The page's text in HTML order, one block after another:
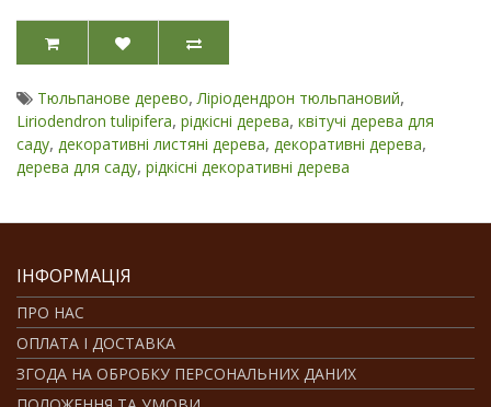
Тюльпанове дерево,Ліріодендрон тюльпановий,
Liriodendron tulipifera, рідкісні дерева, квітучі дерева для
саду, декоративні листяні дерева, декоративні дерева,
дерева для саду, рідкісні декоративні дерева
ІНФОРМАЦІЯ
ПРО НАС
ОПЛАТА І ДОСТАВКА
ЗГОДА НА ОБРОБКУ ПЕРСОНАЛЬНИХ ДАНИХ